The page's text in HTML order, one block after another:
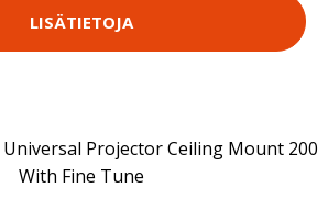
LISÄTIETOJA